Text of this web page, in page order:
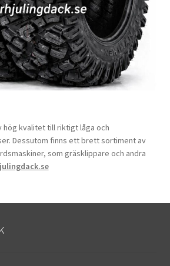
hög kvalitet till riktigt låga och
Dessutom finns ett brett sortiment av
som gräsklippare och andra